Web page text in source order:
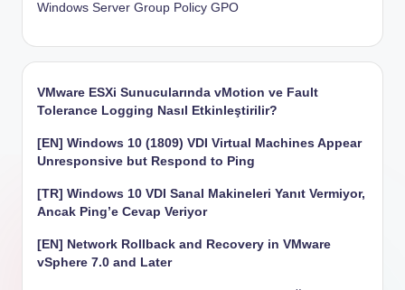
Windows Server Group Policy GPO
VMware ESXi Sunucularında vMotion ve Fault
Tolerance Logging Nasıl Etkinleştirilir?
[EN] Windows 10 (1809) VDI Virtual Machines Appear
Unresponsive but Respond to Ping
[TR] Windows 10 VDI Sanal Makineleri Yanıt Vermiyor,
Ancak Ping’e Cevap Veriyor
[EN] Network Rollback and Recovery in VMware
vSphere 7.0 and Later